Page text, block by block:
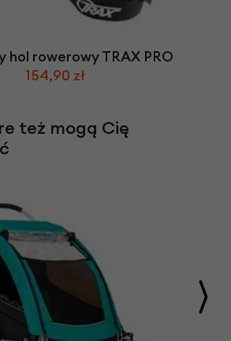
hol rowerowy TRAX PRO
154,90 zł
też mogą Cię